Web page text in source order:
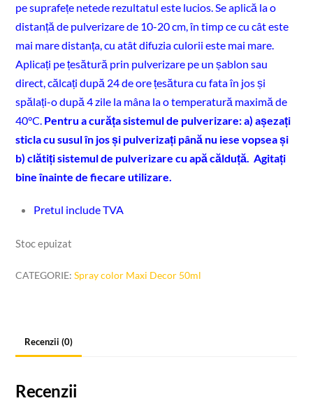
pe suprafețe netede rezultatul este lucios. Se aplică la o
distanță de pulverizare de 10-20 cm, în timp ce cu cât este
mai mare distanța, cu atât difuzia culorii este mai mare.
Aplicați pe țesătură prin pulverizare pe un șablon sau
direct, călcați după 24 de ore țesătura cu fata în jos și
spălați-o după 4 zile la mâna la o temperatură maximă de
40°C. Pentru a curăța sistemul de pulverizare: a) așezați
sticla cu susul în jos și pulverizați până nu iese vopsea și
b) clătiți sistemul de pulverizare cu apă călduță.Agitați
bine înainte de fiecare utilizare.
Pretul include TVA
Stoc epuizat
CATEGORIE:Spray color Maxi Decor 50ml
Recenzii (0)
Recenzii